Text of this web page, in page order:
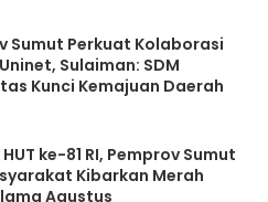
Sumut Perkuat Kolaborasi
Sulaiman: SDM
Kunci Kemajuan Daerah
ke-81 RI, Pemprov Sumut
Kibarkan Merah
Agustus